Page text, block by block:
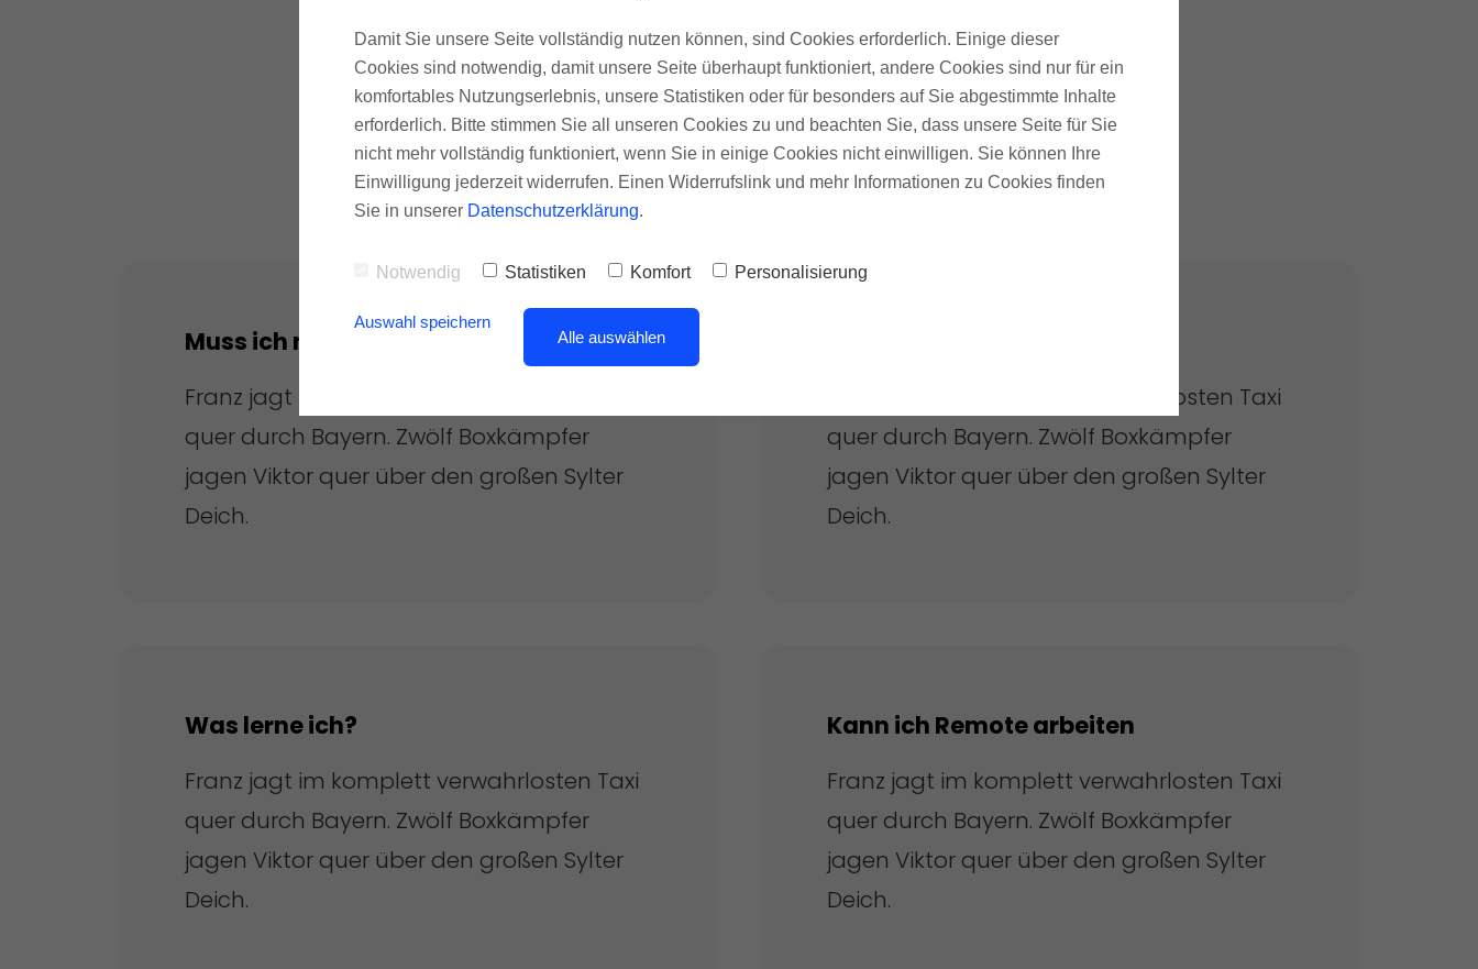
FAQ
Welche 4 fragen sind sinnvoll?
Muss ich nur Kaffee kochen?
Franz jagt im komplett verwahrlosten Taxi
quer durch Bayern. Zwölf Boxkämpfer
jagen Viktor quer über den großen Sylter
Deich.
Franz jagt im komplett verwahrlosten Taxi
quer durch Bayern. Zwölf Boxkämpfer
jagen Viktor quer über den großen Sylter
Deich.
Was lerne ich?
Franz jagt im komplett verwahrlosten Taxi
quer durch Bayern. Zwölf Boxkämpfer
jagen Viktor quer über den großen Sylter
Deich.
Kann ich Remote arbeiten
Franz jagt im komplett verwahrlosten Taxi
quer durch Bayern. Zwölf Boxkämpfer
jagen Viktor quer über den großen Sylter
Deich.
Damit Sie unsere Seite vollständig nutzen können, sind Cookies erforderlich. Einige dieser
Cookies sind notwendig, damit unsere Seite überhaupt funktioniert, andere Cookies sind nur für ein
komfortables Nutzungserlebnis, unsere Statistiken oder für besonders auf Sie abgestimmte Inhalte
erforderlich. Bitte stimmen Sie all unseren Cookies zu und beachten Sie, dass unsere Seite für Sie
nicht mehr vollständig funktioniert, wenn Sie in einige Cookies nicht einwilligen. Sie können Ihre
Einwilligung jederzeit widerrufen. Einen Widerrufslink und mehr Informationen zu Cookies finden
Sie in unserer Datenschutzerklärung.
Notwendig Statistiken Komfort Personalisierung
Auswahl speichern
Alle auswählen